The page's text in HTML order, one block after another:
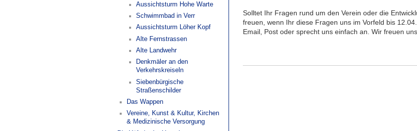
Aussichtsturm Hohe Warte
Schwimmbad in Verr
Aussichtsturm Löher Kopf
Alte Fernstrassen
Alte Landwehr
Denkmäler an den
Verkehrskreiseln
Siebenbürgische
Straßenschilder
Das Wappen
Vereine, Kunst & Kultur, Kirchen
& Medizinische Versorgung
Solltet Ihr Fragen rund um den Verein oder die
freuen, wenn Ihr diese Fragen uns im Vorfeld bis
Email, Post oder sprecht uns einfach an. Wir freuen